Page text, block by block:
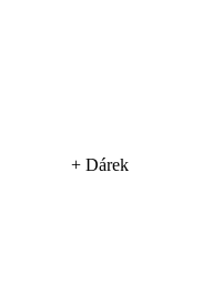
+ Dárek